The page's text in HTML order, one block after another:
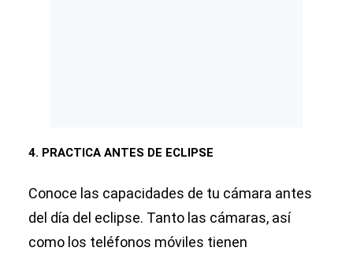
4. PRACTICA ANTES DE ECLIPSE
Conoce las capacidades de tu cámara antes
del día del eclipse. Tanto las cámaras, así
como los teléfonos móviles tienen